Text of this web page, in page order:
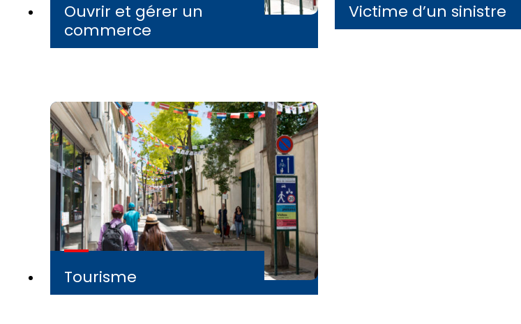
Ouvrir et gérer un
commerce
Victime d’un sinistre
Tourisme